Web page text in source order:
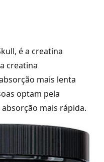
é a creatina
creatina
mais lenta
optam pela
mais rápida.